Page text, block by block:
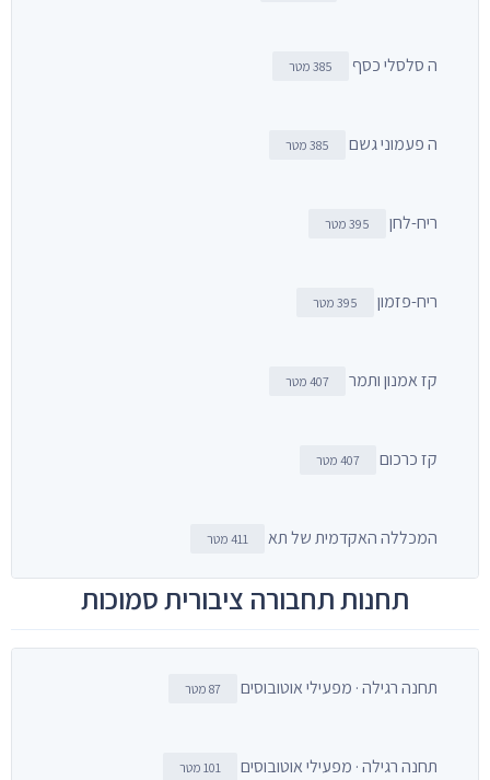
ה סלסלי כסף 385 מטר
ה פעמוני גשם 385 מטר
ריח-לחן 395 מטר
ריח-פזמון 395 מטר
קז אמנון ותמר 407 מטר
קז כרכום 407 מטר
המכללה האקדמית של תא 411 מטר
תחנות תחבורה ציבורית סמוכות
תחנה רגילה · מפעילי אוטובוסים 87 מטר
תחנה רגילה · מפעילי אוטובוסים 101 מטר